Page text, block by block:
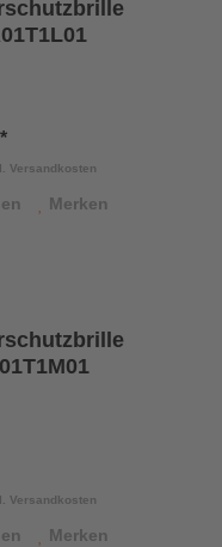
Versandkosten
Merken
Versandkosten
Merken